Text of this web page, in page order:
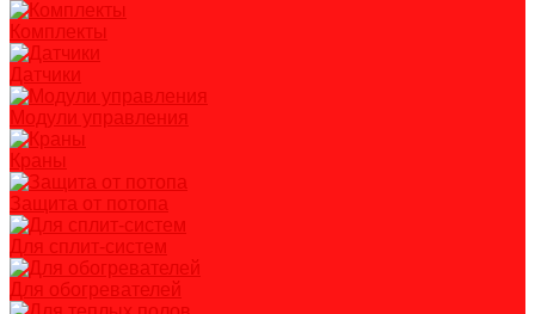
Комплекты
Датчики
Модули управления
Краны
Защита от потопа
Для сплит-систем
Для обогревателей